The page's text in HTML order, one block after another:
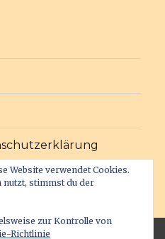
von WordPress
Website verwendet Cookies.
nutzt, stimmst du der
zur Kontrolle von
Richtlinie